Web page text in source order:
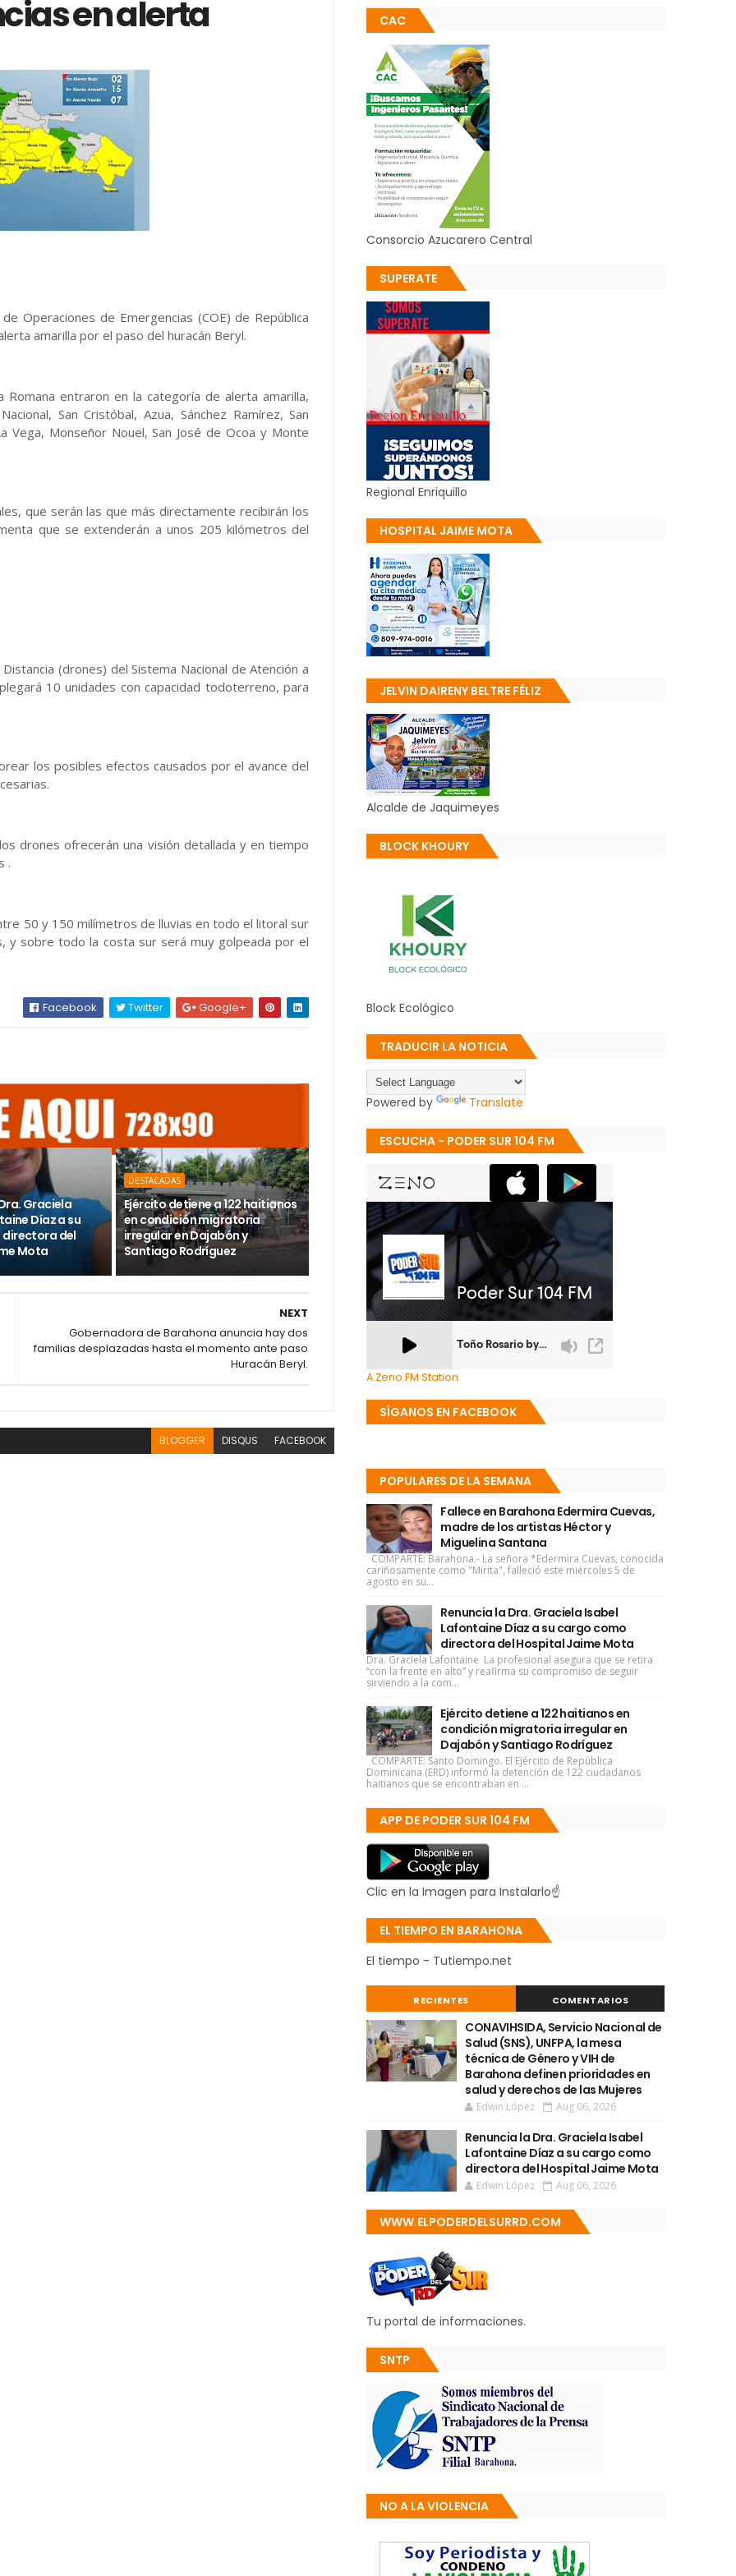
en alerta
Operaciones de Emergencias (COE) de República
amarilla por el paso del huracán Beryl.
Romana entraron en la categoría de alerta amarilla,
San Cristóbal, Azua, Sánchez Ramírez, San
Vega, Monseñor Nouel, San José de Ocoa y Monte
que serán las que más directamente recibirán los
que se extenderán a unos 205 kilómetros del
(drones) del Sistema Nacional de Atención a
10 unidades con capacidad todoterreno, para
los posibles efectos causados por el avance del
drones ofrecerán una visión detallada y en tiempo
.
50 y 150 milímetros de lluvias en todo el litoral sur
y sobre todo la costa sur será muy golpeada por el
Facebook Twitter Google+
Graciela
Díaz a su
del
Mota
DESTACADAS
Ejército detiene a 122 haitianos
en condición migratoria
irregular en Dajabón y
Santiago Rodríguez
NEXT
Gobernadora de Barahona anuncia hay dos
familias desplazadas hasta el momento ante paso
Huracán Beryl.
BLOGGER DISQUS FACEBOOK
CAC
Consorcio Azucarero Central
SUPERATE
Regional Enriquillo
HOSPITAL JAIME MOTA
JELVIN DAIRENY BELTRE FÉLIZ
Alcalde de Jaquimeyes
BLOCK KHOURY
Block Ecológico
TRADUCIR LA NOTICIA
Powered by Translate
ESCUCHA - PODER SUR 104 FM
A Zeno.FM Station
SÍGANOS EN FACEBOOK
POPULARES DE LA SEMANA
Fallece en Barahona Edermira Cuevas,
madre de los artistas Héctor y
Miguelina Santana
COMPARTE: Barahona.- La señora *Edermira Cuevas, conocida
cariñosamente como "Mirita", falleció este miércoles 5 de
agosto en su...
Renuncia la Dra. Graciela Isabel
Lafontaine Díaz a su cargo como
directora del Hospital Jaime Mota
Dra. Graciela Lafontaine La profesional asegura que se retira
“con la frente en alto” y reafirma su compromiso de seguir
sirviendo a la com...
Ejército detiene a 122 haitianos en
condición migratoria irregular en
Dajabón y Santiago Rodríguez
COMPARTE: Santo Domingo. El Ejército de República
Dominicana (ERD) informó la detención de 122 ciudadanos
haitianos que se encontraban en ...
APP DE PODER SUR 104 FM
Clic en la Imagen para Instalarlo☝
EL TIEMPO EN BARAHONA
El tiempo - Tutiempo.net
RECIENTES COMENTARIOS
CONAVIHSIDA, Servicio Nacional de
Salud (SNS), UNFPA, la mesa
técnica de Género y VIH de
Barahona definen prioridades en
salud y derechos de las Mujeres
Edwin López Aug 06, 2026
Renuncia la Dra. Graciela Isabel
Lafontaine Díaz a su cargo como
directora del Hospital Jaime Mota
Edwin López Aug 06, 2026
WWW.ELPODERDELSURRD.COM
Tu portal de informaciones.
SNTP
NO A LA VIOLENCIA